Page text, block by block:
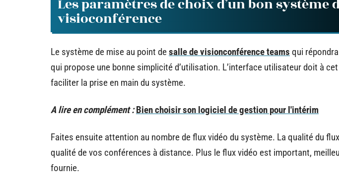
Les paramètres de choix d’un bon système
visioconférence
Le système de mise au point desalle de visionconférence teams qui
qui propose une bonne simplicité d’utilisation. L’interface utilisateur doit à
faciliter la prise en main du système.
A lire en complément : Bien choisir son logiciel de gestion pour l'intérim
Faites ensuite attention au nombre de flux vidéo du système. La qualité du
qualité de vos conférences à distance. Plus le flux vidéo est important,
fournie.